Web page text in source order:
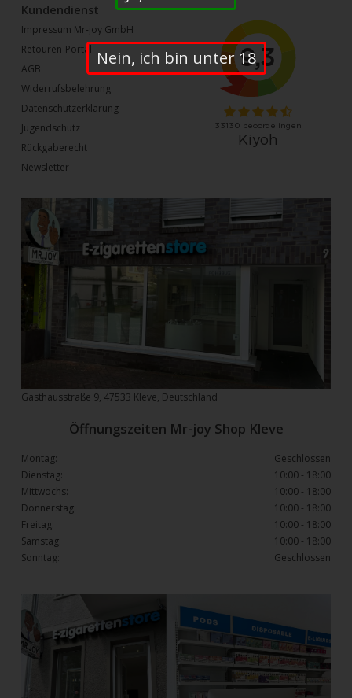
Kundendienst
Impressum Mr-joy GmbH
Retouren-Portal
AGB
Widerrufsbelehrung
Datenschutzerklärung
Jugendschutz
Rückgaberecht
Newsletter
Gasthausstraße 9, 47533 Kleve, Deutschland
Öffnungszeiten Mr-joy Shop Kleve
Montag:
Geschlossen
Dienstag:
10:00 - 18:00
Mittwochs:
10:00 - 18:00
Donnerstag:
10:00 - 18:00
Freitag:
10:00 - 18:00
Samstag:
10:00 - 18:00
Sonntag:
Geschlossen
Nein, ich bin unter 18